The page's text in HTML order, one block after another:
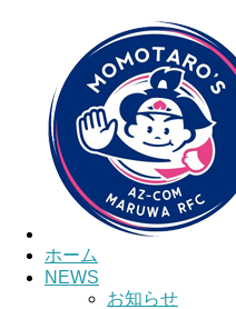
ホーム
NEWS
お知らせ